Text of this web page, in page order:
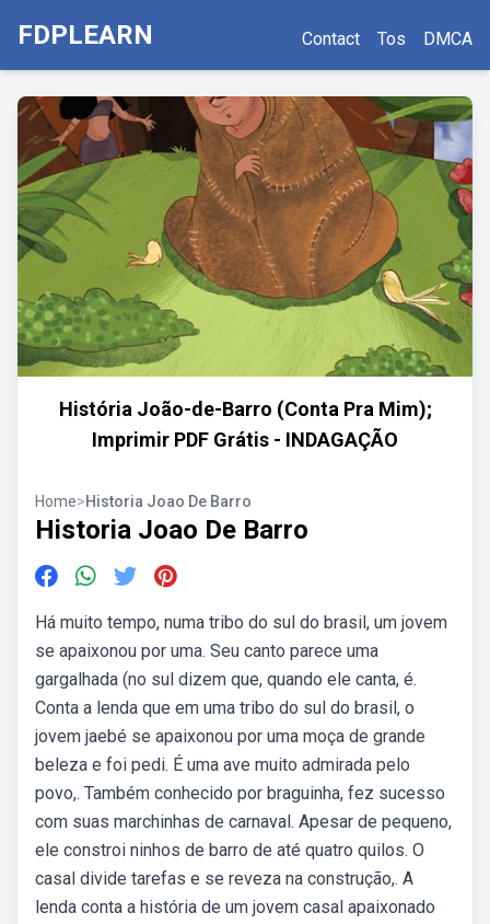
FDPLEARN Contact Tos DMCA
História João-de-Barro (Conta Pra Mim);
Imprimir PDF Grátis - INDAGAÇÃO
Home>Historia Joao De Barro
Historia Joao De Barro
Há muito tempo, numa tribo do sul do brasil, um jovem
se apaixonou por uma. Seu canto parece uma
gargalhada (no sul dizem que, quando ele canta, é.
Conta a lenda que em uma tribo do sul do brasil, o
jovem jaebé se apaixonou por uma moça de grande
beleza e foi pedi. É uma ave muito admirada pelo
povo,. Também conhecido por braguinha, fez sucesso
com suas marchinhas de carnaval. Apesar de pequeno,
ele constroi ninhos de barro de até quatro quilos. O
casal divide tarefas e se reveza na construção,. A
lenda conta a história de um jovem casal apaixonado